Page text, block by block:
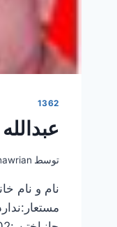
1362
توسط
نام و نام